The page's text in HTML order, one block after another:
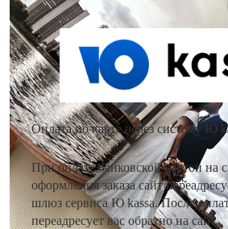
Оплата по карте через систему Ю
При оплате банковской картой на
оформления заказа сайт
шлюз сервиса Ю kassa. После
переадресует вас обратно на сайт.